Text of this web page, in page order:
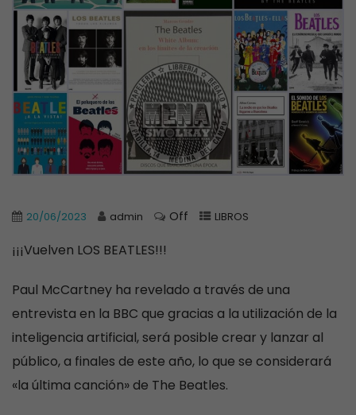
20/06/2023 admin Off LIBROS
¡¡¡Vuelven LOS BEATLES!!!
Paul McCartney ha revelado a través de una
entrevista en la BBC que gracias a la utilización de la
inteligencia artificial, será posible crear y lanzar al
público, a finales de este año, lo que se considerará
«la última canción» de The Beatles.